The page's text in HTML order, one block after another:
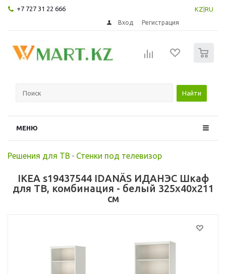
+7 727 31 22 666 KZ RU
Вход Регистрация
Найти
МЕНЮ
Решения для ТВ - Стенки под телевизор
IKEA s19437544 IDANÄS ИДАНЭС Шкаф
для ТВ, комбинация - белый 325x40x211
см